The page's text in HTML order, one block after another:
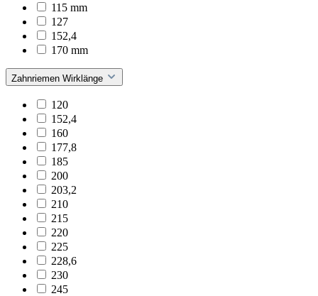
115 mm
127
152,4
170 mm
Zahnriemen Wirklänge
120
152,4
160
177,8
185
200
203,2
210
215
220
225
228,6
230
245